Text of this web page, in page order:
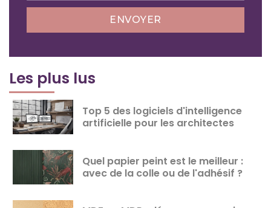
ENVOYER
Les plus lus
Top 5 des logiciels d'intelligence
artificielle pour les architectes
Quel papier peint est le meilleur :
avec de la colle ou de l'adhésif ?